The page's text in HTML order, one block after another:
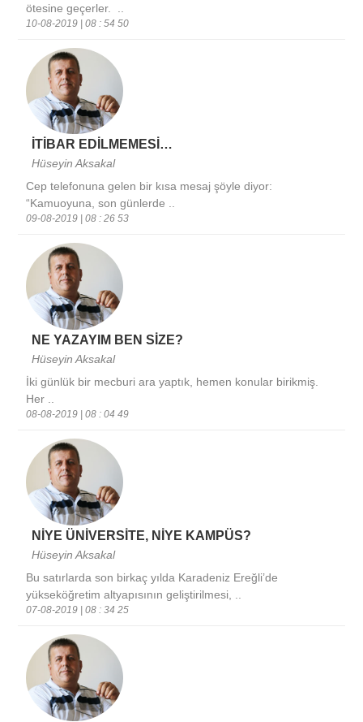
ötesine geçerler. ..
10-08-2019 | 08 : 54 50
İTİBAR EDİLMEMESİ…
Hüseyin Aksakal
Cep telefonuna gelen bir kısa mesaj şöyle diyor:
“Kamuoyuna, son günlerde ..
09-08-2019 | 08 : 26 53
NE YAZAYIM BEN SİZE?
Hüseyin Aksakal
İki günlük bir mecburi ara yaptık, hemen konular birikmiş.
Her ..
08-08-2019 | 08 : 04 49
NİYE ÜNİVERSİTE, NİYE KAMPÜS?
Hüseyin Aksakal
Bu satırlarda son birkaç yılda Karadeniz Ereğli’de
yükseköğretim altyapısının geliştirilmesi, ..
07-08-2019 | 08 : 34 25